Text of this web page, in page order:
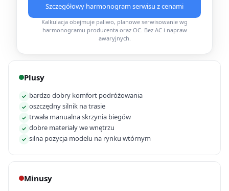
Szczegółowy harmonogram serwisu z cenami
Kalkulacja obejmuje paliwo, planowe serwisowanie wg
harmonogramu producenta oraz OC. Bez AC i napraw
awaryjnych.
Plusy
✓ bardzo dobry komfort podróżowania
✓ oszczędny silnik na trasie
✓ trwała manualna skrzynia biegów
✓ dobre materiały we wnętrzu
✓ silna pozycja modelu na rynku wtórnym
Minusy